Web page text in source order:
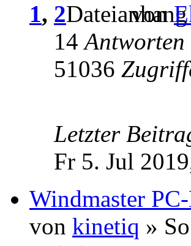
1, 2 von
14Antworten
51036
Letzter
Fr 5. Jul
Windmaster
von kinetiq »